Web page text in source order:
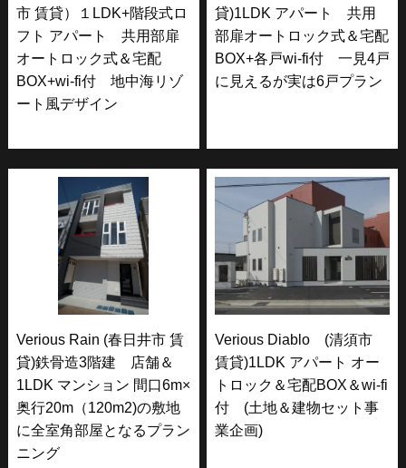
市 賃貸）１LDK+階段式ロ
フト アパート 共用部扉
オートロック式＆宅配
BOX+wi-fi付 地中海リゾ
ート風デザイン
貸)1LDK アパート 共用
部扉オートロック式＆宅配
BOX+各戸wi-fi付 一見4戸
に見えるが実は6戸プラン
Verious Rain (春日井市 賃
貸)鉄骨造3階建 店舗＆
1LDK マンション 間口6m×
奥行20m（120m2)の敷地
に全室角部屋となるプラン
ニング
Verious Diablo (清須市
賃貸)1LDK アパート オー
トロック＆宅配BOX＆wi-fi
付 (土地＆建物セット事
業企画)